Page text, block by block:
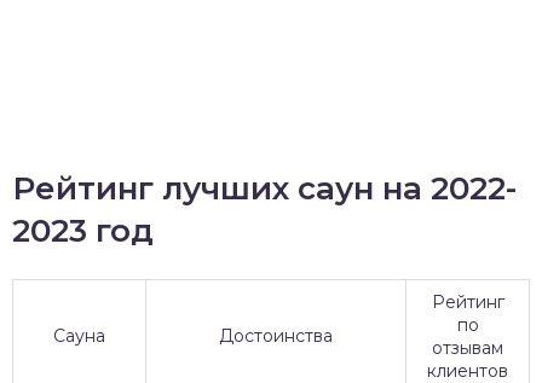
Рейтинг лучших саун на 2022-
2023 год
Сауна Достоинства
Рейтинг
по
отзывам
клиентов